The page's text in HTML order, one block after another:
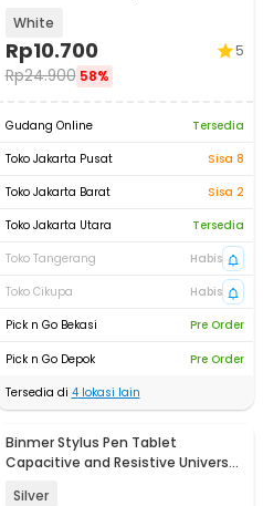
White
Rp10.700
Rp24.900 58%
5
Gudang Online
Tersedia
Toko Jakarta Pusat
Sisa 8
Toko Jakarta Barat
Sisa 2
Toko Jakarta Utara
Tersedia
Toko Tangerang
Habis
Toko Cikupa
Habis
Pick n Go Bekasi
Pre Order
Pick n Go Depok
Pre Order
Tersedia di 4lokasi lain
Binmer Stylus Pen Tablet
Capacitive and Resistive Universal
Silver